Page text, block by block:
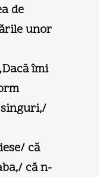
de
unor
îmi
că
că n-